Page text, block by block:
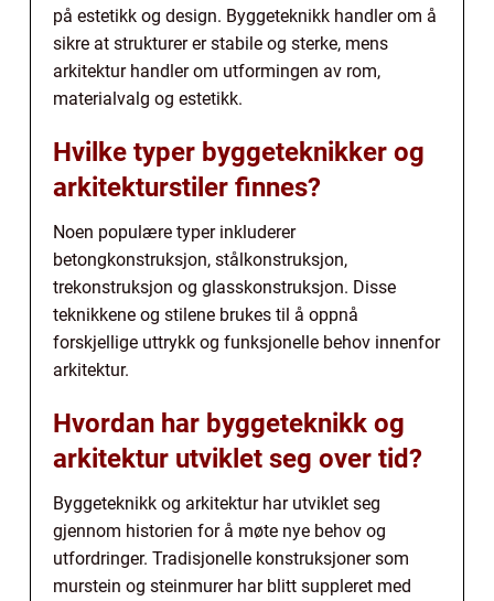
på estetikk og design. Byggeteknikk handler om å
sikre at strukturer er stabile og sterke, mens
arkitektur handler om utformingen av rom,
materialvalg og estetikk.
Hvilke typer byggeteknikker og
arkitekturstiler finnes?
Noen populære typer inkluderer
betongkonstruksjon, stålkonstruksjon,
trekonstruksjon og glasskonstruksjon. Disse
teknikkene og stilene brukes til å oppnå
forskjellige uttrykk og funksjonelle behov innenfor
arkitektur.
Hvordan har byggeteknikk og
arkitektur utviklet seg over tid?
Byggeteknikk og arkitektur har utviklet seg
gjennom historien for å møte nye behov og
utfordringer. Tradisjonelle konstruksjoner som
murstein og steinmurer har blitt suppleret med